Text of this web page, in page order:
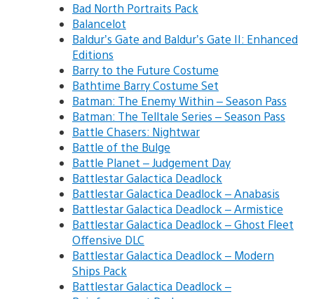
Bad North Portraits Pack
Balancelot
Baldur’s Gate and Baldur’s Gate II: Enhanced
Editions
Barry to the Future Costume
Bathtime Barry Costume Set
Batman: The Enemy Within – Season Pass
Batman: The Telltale Series – Season Pass
Battle Chasers: Nightwar
Battle of the Bulge
Battle Planet – Judgement Day
Battlestar Galactica Deadlock
Battlestar Galactica Deadlock – Anabasis
Battlestar Galactica Deadlock – Armistice
Battlestar Galactica Deadlock – Ghost Fleet
Offensive DLC
Battlestar Galactica Deadlock – Modern
Ships Pack
Battlestar Galactica Deadlock –